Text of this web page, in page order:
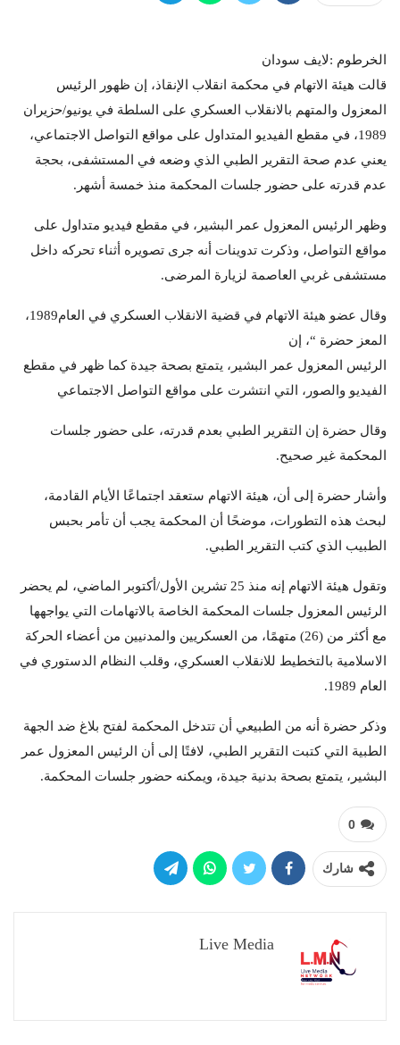
الخرطوم :لايف سودان
قالت هيئة الاتهام في محكمة انقلاب الإنقاذ، إن ظهور الرئيس
المعزول والمتهم بالانقلاب العسكري على السلطة في يونيو/حزيران
1989، في مقطع الفيديو المتداول على مواقع التواصل الاجتماعي،
يعني عدم صحة التقرير الطبي الذي وضعه في المستشفى، بحجة
عدم قدرته على حضور جلسات المحكمة منذ خمسة أشهر.
وظهر الرئيس المعزول عمر البشير، في مقطع فيديو متداول على
مواقع التواصل، وذكرت تدوينات أنه جرى تصويره أثناء تحركه داخل
مستشفى غربي العاصمة لزيارة المرضى.
وقال عضو هيئة الاتهام في قضية الانقلاب العسكري في العام1989،
المعز حضرة “، إن
الرئيس المعزول عمر البشير، يتمتع بصحة جيدة كما ظهر في مقطع
الفيديو والصور، التي انتشرت على مواقع التواصل الاجتماعي
وقال حضرة إن التقرير الطبي بعدم قدرته، على حضور جلسات
المحكمة غير صحيح.
وأشار حضرة إلى أن، هيئة الاتهام ستعقد اجتماعًا الأيام القادمة،
لبحث هذه التطورات، موضحًا أن المحكمة يجب أن تأمر بحبس
الطبيب الذي كتب التقرير الطبي.
وتقول هيئة الاتهام إنه منذ 25 تشرين الأول/أكتوبر الماضي، لم يحضر
الرئيس المعزول جلسات المحكمة الخاصة بالاتهامات التي يواجهها
مع أكثر من (26) متهمًا، من العسكريين والمدنيين من أعضاء الحركة
الاسلامية بالتخطيط للانقلاب العسكري، وقلب النظام الدستوري في
العام 1989.
وذكر حضرة أنه من الطبيعي أن تتدخل المحكمة لفتح بلاغ ضد الجهة
الطبية التي كتبت التقرير الطبي، لافتًا إلى أن الرئيس المعزول عمر
البشير، يتمتع بصحة بدنية جيدة، ويمكنه حضور جلسات المحكمة.
0
شارك
Live Media